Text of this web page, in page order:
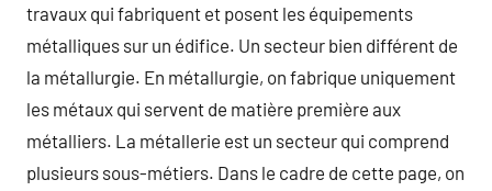
travaux qui fabriquent et posent les équipements
métalliques sur un édifice. Un secteur bien différent de
la métallurgie. En métallurgie, on fabrique uniquement
les métaux qui servent de matière première aux
métalliers. La métallerie est un secteur qui comprend
plusieurs sous-métiers. Dans le cadre de cette page, on